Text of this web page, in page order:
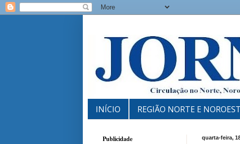
INÍCIO REGIÃO NORTE E
quarta-feira,
Publicidade